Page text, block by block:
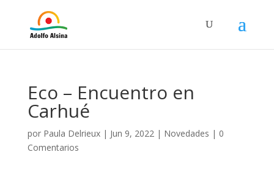
Eco – Encuentro en
Carhué
por Paula Delrieux| Jun 9, 2022| Novedades | 0
Comentarios